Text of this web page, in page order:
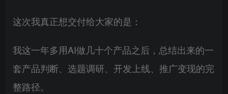
这次我真正想交付给大家的是：
我这一年多用AI做几十个产品之后，总结出来的一
套产品判断、选题调研、开发上线、推广变现的完
整路径。